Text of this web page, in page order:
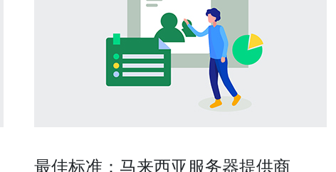
最佳标准：马来西亚服务器提供商